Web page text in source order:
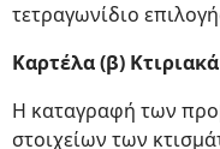
τετραγωνίδιο
Καρτέλα (β)
Η καταγραφή των
στοιχείων των